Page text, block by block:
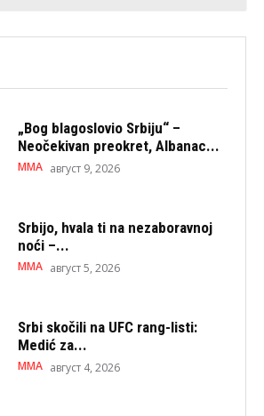
„Bog blagoslovio Srbiju“ –
Neočekivan preokret, Albanac...
MMA август 9, 2026
Srbijo, hvala ti na nezaboravnoj
noći –...
MMA август 5, 2026
Srbi skočili na UFC rang-listi:
Medić za...
MMA август 4, 2026